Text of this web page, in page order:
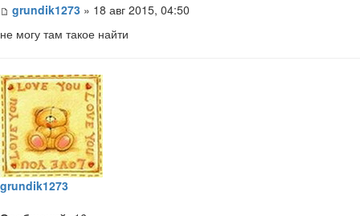
grundik1273 » 18 авг 2015, 04:50
не могу там такое найти
grundik1273